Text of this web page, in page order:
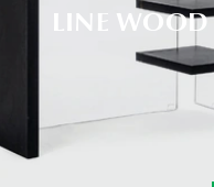
LINE WOOD